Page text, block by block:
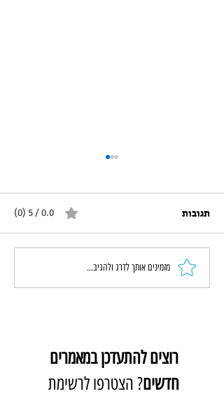
משחקולוגיה קבוצתית: הספר
שנולד מהשטח
תגובות 0.0 / 5 ‏(0)
מזמינים אותך לדרג ולהגיב...
חדשים
? הצטרפו לרשימת